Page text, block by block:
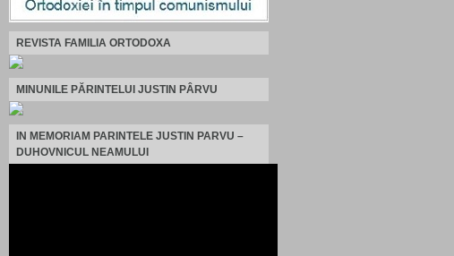
REVISTA FAMILIA ORTODOXA
MINUNILE PĂRINTELUI JUSTIN PÂRVU
IN MEMORIAM PARINTELE JUSTIN PARVU –
DUHOVNICUL NEAMULUI